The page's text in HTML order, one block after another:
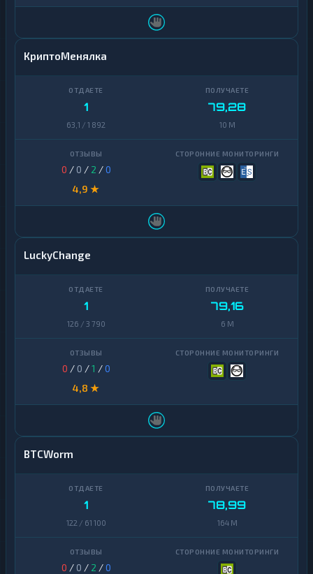
КриптоМенялка
1
63,1 / 1 892
79,28
10 M
0 / 0 / 2 /0
4,9 ★
LuckyChange
1
126 / 3 790
79,16
6 M
0 / 0 /1 /0
4,8 ★
BTCWorm
1
122 / 61 100
78,99
164 M
0 / 0 / 2 /0